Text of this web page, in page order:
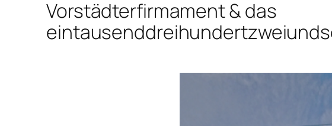
Vorstädterfirmament & das